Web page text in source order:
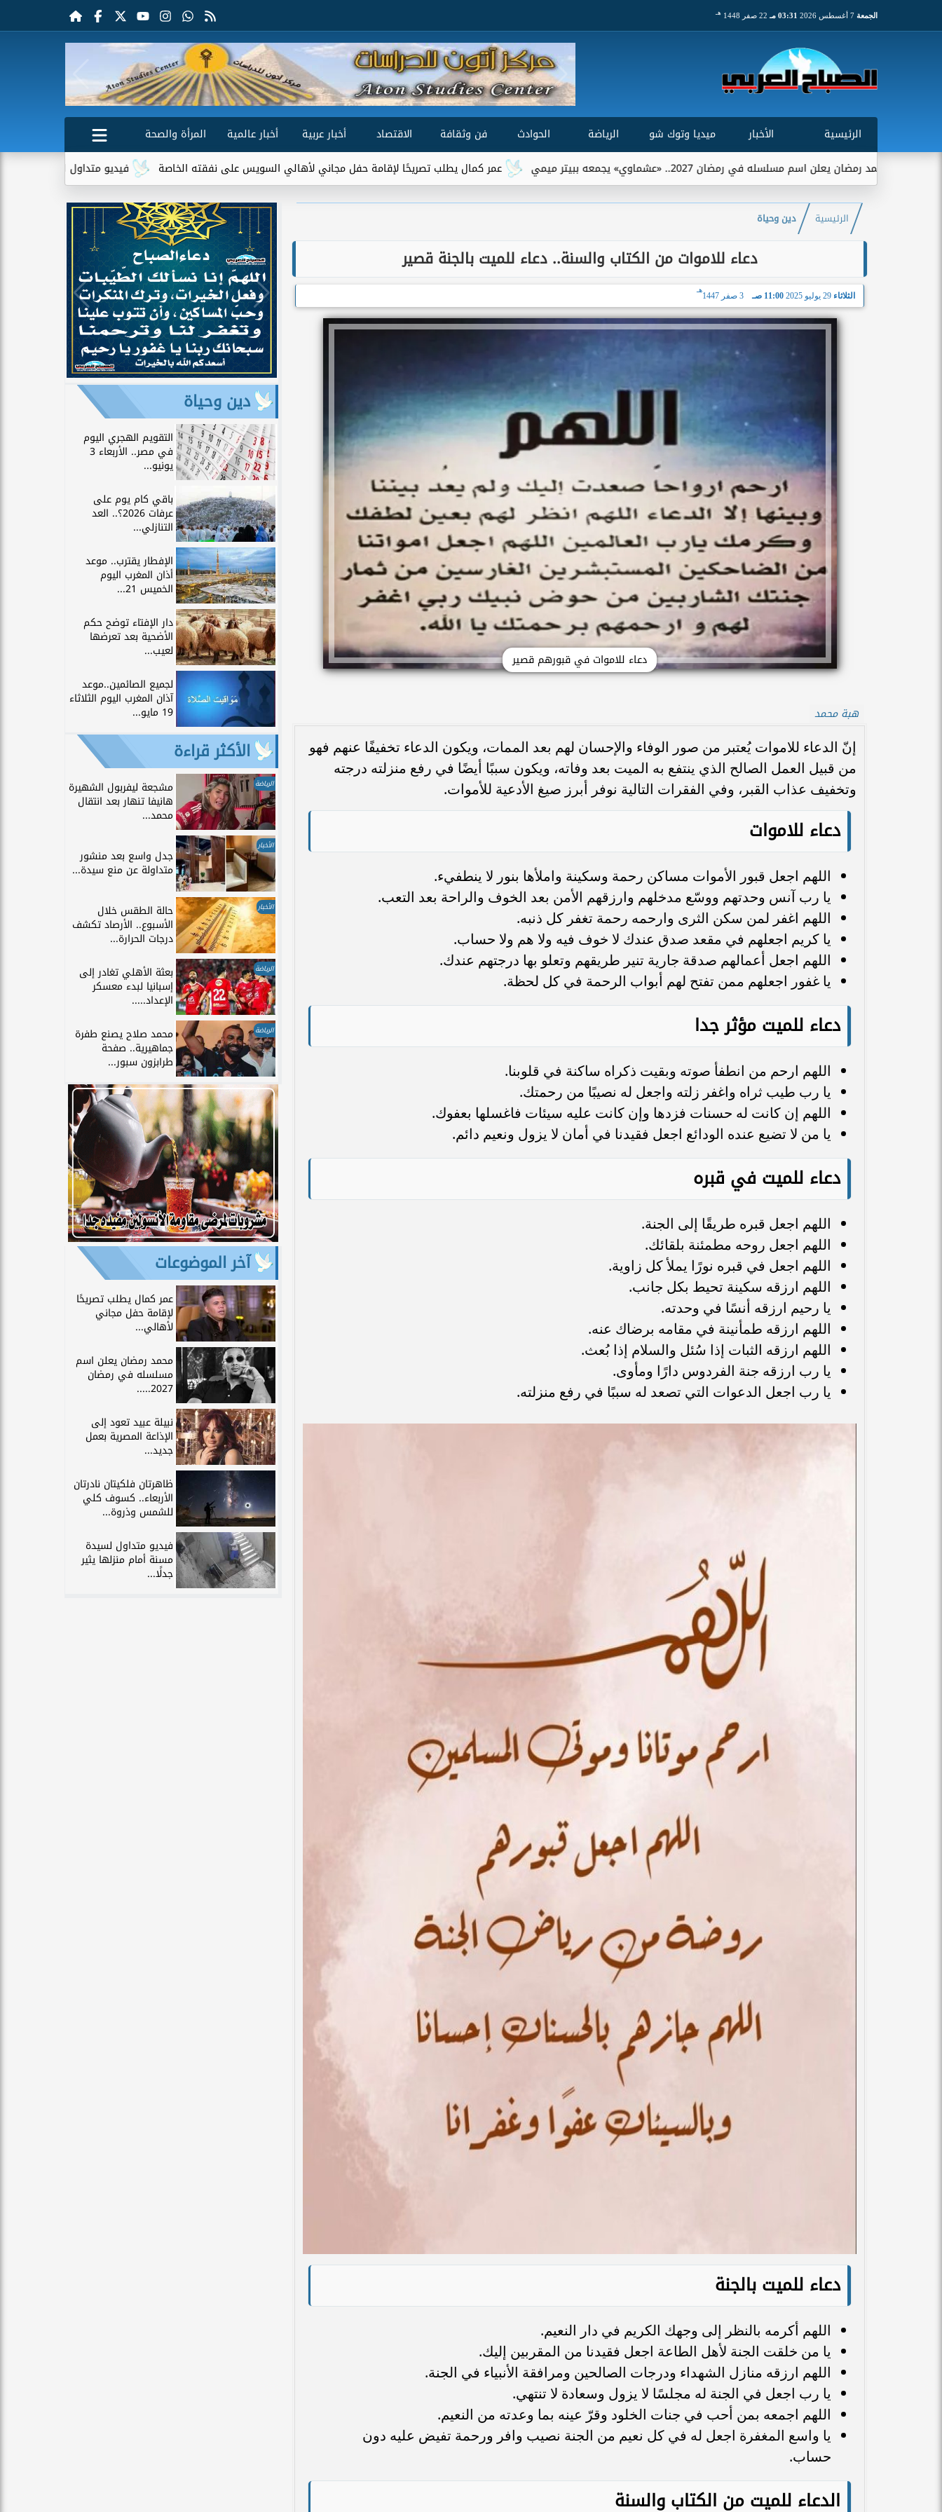
الجمعة 03:31 مـ 22 صفر 1448 هـ
الرئيسية الأخبار ميديا وتوك شو الرياضة الحوادث فن وثقافة الاقتصاد أخبار عربية أخبار عالمية
المرأة والصحة
فيديو متداول لسيدة مسنة أمام منزلها يثير
عمر كمال يطلب تصريحًا لإقامة حفل مجاني لأهالي السويس على نفقته الخاصة يعلن اسم مسلسله في رمضان 2027.. «عشماوي» يجمعه ببيتر ميمي
الرئيسية دين وحياة
دعاء للاموات من الكتاب والسنة.. دعاء للميت بالجنة قصير
الثلاثاء 29 يوليو 2025 11:00 صـ 3 صفر 1447
هـ
دعاء للاموات في قبورهم قصير
هبة محمد
إنّ الدعاء للاموات يُعتبر من صور الوفاء والإحسان لهم بعد الممات، ويكون الدعاء تخفيفًا عنهم فهو
من قبيل العمل الصالح الذي ينتفع به الميت بعد وفاته، ويكون سببًا أيضًا في رفع منزلته درجته
وتخفيف عذاب القبر، وفي الفقرات التالية نوفر أبرز صيغ الأدعية للأموات.
دعاء للاموات
اللهم اجعل قبور الأموات مساكن رحمة وسكينة واملأها بنور لا ينطفيء.
يا رب آنس وحدتهم ووسّع مدخلهم وارزقهم الأمن بعد الخوف والراحة بعد التعب.
اللهم اغفر لمن سكن الثرى وارحمه رحمة تغفر كل ذنبه.
يا كريم اجعلهم في مقعد صدق عندك لا خوف فيه ولا هم ولا حساب.
اللهم اجعل أعمالهم صدقة جارية تنير طريقهم وتعلو بها درجتهم عندك.
يا غفور اجعلهم ممن تفتح لهم أبواب الرحمة في كل لحظة.
دعاء للميت مؤثر جدا
اللهم ارحم من انطفأ صوته وبقيت ذكراه ساكنة في قلوبنا.
يا رب طيب ثراه واغفر زلته واجعل له نصيبًا من رحمتك.
اللهم إن كانت له حسنات فزدها وإن كانت عليه سيئات فاغسلها بعفوك.
يا من لا تضيع عنده الودائع اجعل فقيدنا في أمان لا يزول ونعيم دائم.
دعاء للميت في قبره
اللهم اجعل قبره طريقًا إلى الجنة.
اللهم اجعل روحه مطمئنة بلقائك.
اللهم اجعل في قبره نورًا يملأ كل زاوية.
اللهم ارزقه سكينة تحيط بكل جانب.
يا رحيم ارزقه أنسًا في وحدته.
اللهم ارزقه طمأنينة في مقامه برضاك عنه.
اللهم ارزقه الثبات إذا سُئل والسلام إذا بُعث.
يا رب ارزقه جنة الفردوس دارًا ومأوى.
يا رب اجعل الدعوات التي تصعد له سببًا في رفع منزلته.
دعاء للميت بالجنة
اللهم أكرمه بالنظر إلى وجهك الكريم في دار النعيم.
يا من خلقت الجنة لأهل الطاعة اجعل فقيدنا من المقربين إليك.
اللهم ارزقه منازل الشهداء ودرجات الصالحين ومرافقة الأنبياء في الجنة.
يا رب اجعل في الجنة له مجلسًا لا يزول وسعادة لا تنتهي.
اللهم اجمعه بمن أحب في جنات الخلود وقرّ عينه بما وعدته من النعيم.
يا واسع المغفرة اجعل له في كل نعيم من الجنة نصيب وافر ورحمة تفيض عليه دون
حساب.
الدعاء للميت من الكتاب والسنة
دين وحياة
التقويم الهجري اليوم
في مصر.. الأربعاء 3
يونيو...
باقي كام يوم على
عرفات 2026؟.. العد
التنازلي...
الإفطار يقترب.. موعد
أذان المغرب اليوم
الخميس 21...
دار الإفتاء توضح حكم
الأضحية بعد تعرضها
لعيب...
لجميع الصائمين..موعد
آذان المغرب اليوم الثلاثاء
19 مايو...
الأكثر قراءة
الرياضة مشجعة ليفربول الشهيرة
هانيفا تنهار بعد انتقال
محمد...
الأخبار
جدل واسع بعد منشور
متداولة عن منع سيدة...
الأخبار حالة الطقس خلال
الأسبوع.. الأرصاد تكشف
درجات الحرارة...
الرياضة بعثة الأهلي تغادر إلى
إسبانيا لبدء معسكر
الإعداد.....
الرياضة محمد صلاح يصنع طفرة
جماهيرية.. صفحة
طرابزون سبور...
آخر الموضوعات
عمر كمال يطلب تصريحًا
لإقامة حفل مجاني
لأهالي...
محمد رمضان يعلن اسم
مسلسله في رمضان
2027.....
نبيلة عبيد تعود إلى
الإذاعة المصرية بعمل
جديد...
ظاهرتان فلكيتان نادرتان
الأربعاء.. كسوف كلي
للشمس وذروة...
فيديو متداول لسيدة
مسنة أمام منزلها يثير
جدلًا...